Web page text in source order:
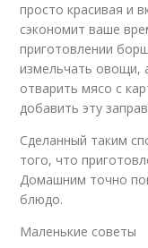
просто красивая и
сэкономит ваше
приготовлении
измельчать овощи,
отварить мясо с
добавить эту
Сделанный таким
того, что
Домашним точно
блюдо.
Маленькие советы